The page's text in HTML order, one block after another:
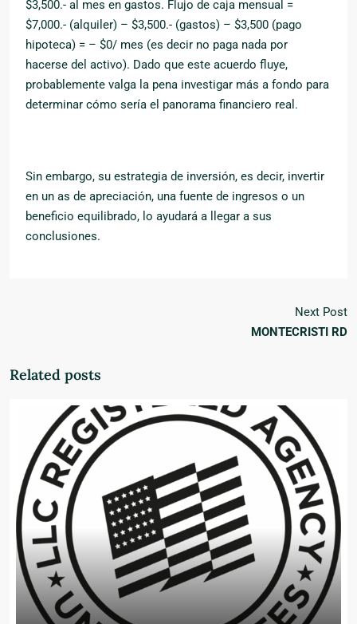
$3,500.- al mes en gastos. Flujo de caja mensual =
$7,000.- (alquiler) – $3,500.- (gastos) – $3,500 (pago
hipoteca) = – $0/ mes (es decir no paga nada por
hacerse del activo). Dado que este acuerdo fluye,
probablemente valga la pena investigar más a fondo para
determinar cómo sería el panorama financiero real.
Sin embargo, su estrategia de inversión, es decir, invertir
en un as de apreciación, una fuente de ingresos o un
beneficio equilibrado, lo ayudará a llegar a sus
conclusiones.
Next Post
MONTECRISTI RD
Related posts